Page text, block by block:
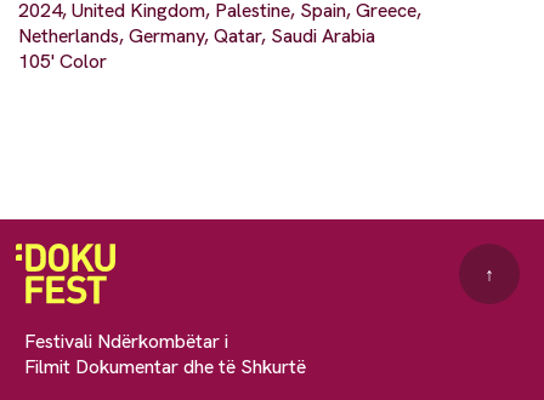
2024, United Kingdom, Palestine, Spain, Greece,
Netherlands, Germany, Qatar, Saudi Arabia
105' Color
Festivali Ndërkombëtar i
Filmit Dokumentar dhe të Shkurtë
↑